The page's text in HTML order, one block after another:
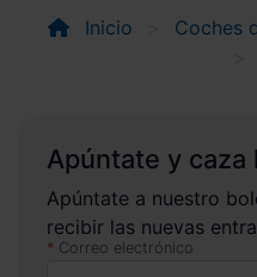
Inicio Coches
Apúntate y caza
Apúntate a nuestro
recibir las nuevas
Correo electrónico